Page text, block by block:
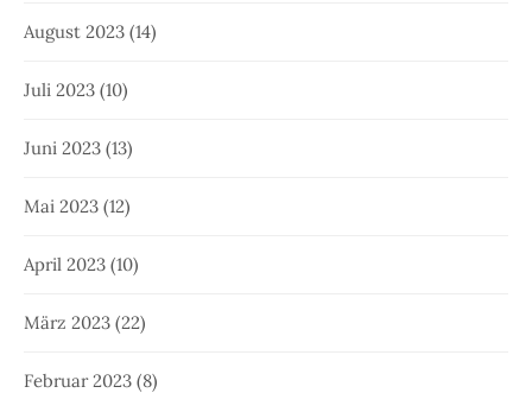
August 2023 (14)
Juli 2023 (10)
Juni 2023 (13)
Mai 2023 (12)
April 2023 (10)
März 2023 (22)
Februar 2023 (8)